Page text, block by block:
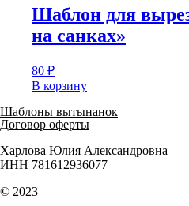
Шаблон для
на санках»
80 ₽
В корзину
Шаблоны вытынанок
Договор оферты
Харлова Юлия Александровна
ИНН 781612936077
© 2023